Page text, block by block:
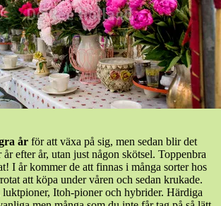
år för att växa på sig, men sedan blir det
efter år, utan just någon skötsel. Toppenbra
I år kommer de att finnas i många sorter hos
att köpa under våren och sedan krukade.
Itoh-pioner och hybrider. Härdiga